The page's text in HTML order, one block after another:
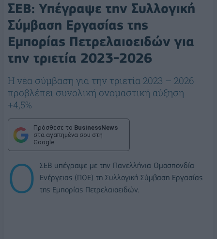
ΣΕΒ: Υπέγραψε την Συλλογική
Σύμβαση Εργασίας της
Εμπορίας Πετρελαιοειδών για
την τριετία 2023-2026
Η νέα σύμβαση για την τριετία 2023 – 2026
προβλέπει συνολική ονομαστική αύξηση
+4,5%
Πρόσθεσε το BusinessNews
στα αγαπημένα σου στη
Google
Ο
ΣΕΒ υπέγραψε με την Πανελλήνια Ομοσπονδία
Ενέργειας (ΠΟΕ) τη Συλλογική Σύμβαση Εργασίας
της Εμπορίας Πετρελαιοειδών.